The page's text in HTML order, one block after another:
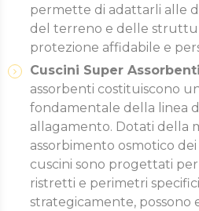
permette di adattarli alle
del terreno e delle
protezione affidabile e
Cuscini Super
assorbenti costituiscono
fondamentale della linea
allagamento. Dotati della
assorbimento osmotico
cuscini sono progettati
ristretti e perimetri
strategicamente, possono